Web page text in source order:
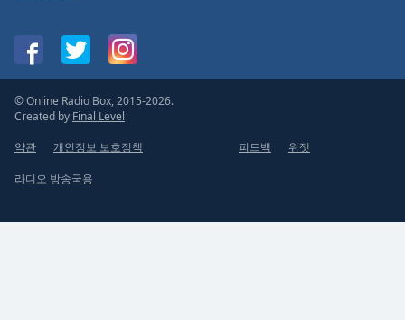
© Online Radio Box, 2015-2026.
Created by Final Level
약관
개인정보 보호정책 피드백 위젯
라디오 방송국용